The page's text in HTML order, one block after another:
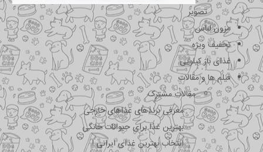
تصویر
مزون لباس
تخفیف ویژه
غذای باز کیلویی
فیلم ها و مقالات
مقالات مشترک
معرفی برندهای غذاهای خارجی
بهترین غذا برای حیوانات خانگی
انتخاب بهترین غذای ایرانی !